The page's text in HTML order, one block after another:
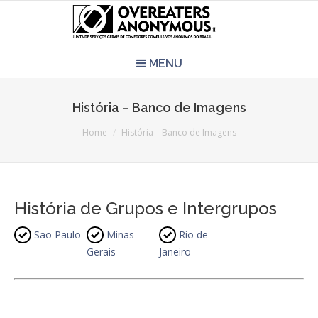
MENU
CCA É PRA VOCÊ?
LITERATURA
EVENTOS
História – Banco de Imagens
Home História – Banco de Imagens
História de Grupos e Intergrupos
Sao Paulo
Minas
Gerais
Rio de
Janeiro